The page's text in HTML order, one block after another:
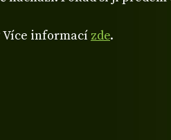
Více informací zde.